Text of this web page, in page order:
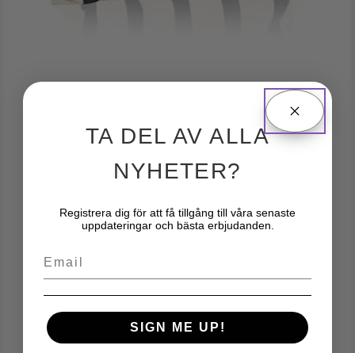
Kuddfodral Luxury Randig Svart 50X50Cm
TA DEL AV ALLA
NYHETER?
Registrera dig för att få tillgång till våra senaste
uppdateringar och bästa erbjudanden.
Email
SIGN ME UP!